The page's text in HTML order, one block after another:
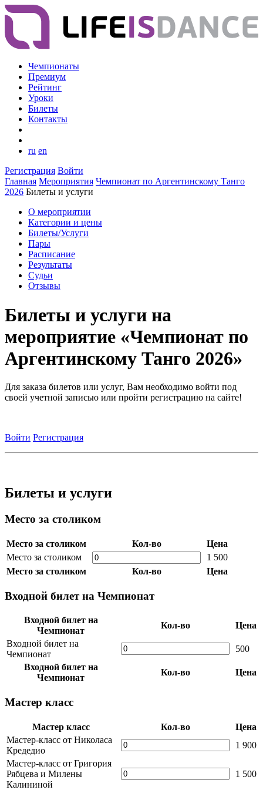
Чемпионаты
Премиум
Рейтинг
Уроки
Билеты
Контакты
ru en
Регистрация Войти
Главная Мероприятия Чемпионат по Аргентинскому Танго
2026 Билеты и услуги
О мероприятии
Категории и цены
Билеты/Услуги
Пары
Расписание
Результаты
Судьи
Отзывы
Билеты и услуги на
мероприятие «Чемпионат по
Аргентинскому Танго 2026»
Для заказа билетов или услуг, Вам необходимо войти под
своей учетной записью или пройти регистрацию на сайте!
Войти Регистрация
Билеты и услуги
Место за столиком
Место за столиком Кол-во
Цена
Место за столиком
1 500
Место за столиком
Кол-во Цена
Входной билет на Чемпионат
Входной билет на
Чемпионат
Кол-во
Цена
Входной билет на
Чемпионат
500
Входной билет на
Чемпионат
Кол-во Цена
Мастер класс
Мастер класс Кол-во
Цена
Мастер-класс от Николаса
Кредедио
1 900
Мастер-класс от Григория
Рябцева и Милены
Калининой
1 500